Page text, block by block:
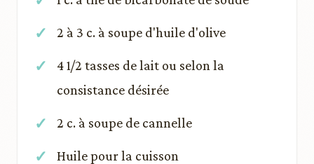
2 à 3 c. à soupe d'huile d'olive
4 1/2 tasses de lait ou selon la
consistance désirée
2 c. à soupe de cannelle
Huile pour la cuisson